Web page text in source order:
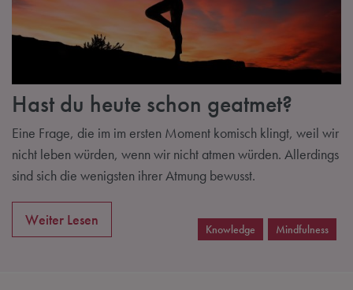
Hast du heute schon geatmet?
Eine Frage, die im im ersten Moment komisch klingt, weil wir
nicht leben würden, wenn wir nicht atmen würden. Allerdings
sind sich die wenigsten ihrer Atmung bewusst.
Weiter Lesen
Knowledge Mindfulness